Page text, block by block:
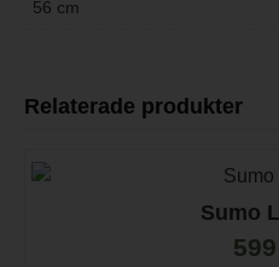
56 cm
Relaterade produkter
Sumo
599